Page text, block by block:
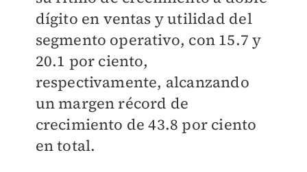
dígito en ventas y utilidad del
segmento operativo, con 15.7 y
20.1 por ciento,
respectivamente, alcanzando
un margen récord de
crecimiento de 43.8 por ciento
en total.